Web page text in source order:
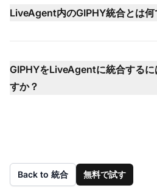
LiveAgent内のGIPHY統合とは何
GIPHYをLiveAgentに統合する
すか？
Back to 統合 無料で試す